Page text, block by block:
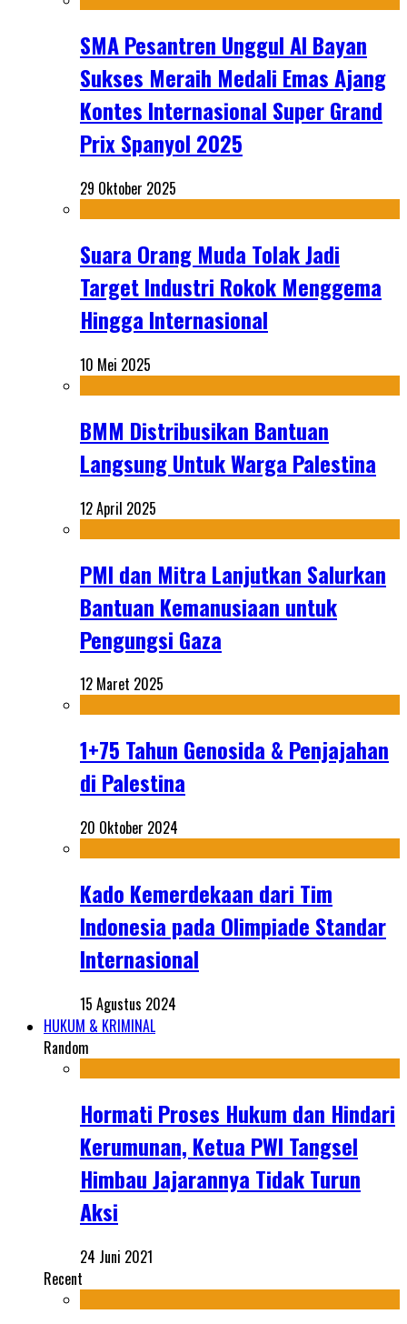
SMA Pesantren Unggul Al Bayan
Sukses Meraih Medali Emas Ajang
Kontes Internasional Super Grand
Prix Spanyol 2025
29 Oktober 2025
Suara Orang Muda Tolak Jadi
Target Industri Rokok Menggema
Hingga Internasional
10 Mei 2025
BMM Distribusikan Bantuan
Langsung Untuk Warga Palestina
12 April 2025
PMI dan Mitra Lanjutkan Salurkan
Bantuan Kemanusiaan untuk
Pengungsi Gaza
12 Maret 2025
1+75 Tahun Genosida & Penjajahan
di Palestina
20 Oktober 2024
Kado Kemerdekaan dari Tim
Indonesia pada Olimpiade Standar
Internasional
15 Agustus 2024
HUKUM & KRIMINAL
Random
Hormati Proses Hukum dan Hindari
Kerumunan, Ketua PWI Tangsel
Himbau Jajarannya Tidak Turun
Aksi
24 Juni 2021
Recent